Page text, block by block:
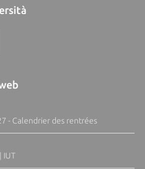
- Calendrier des rentrées
IUT